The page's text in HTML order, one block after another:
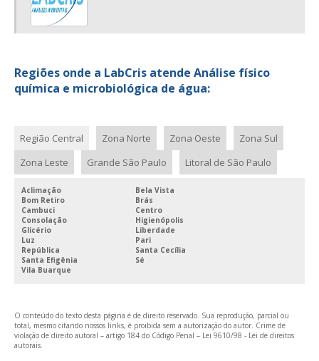
Regiões onde a LabCris atende Análise físico
química e microbiológica de água:
Região Central Zona Norte Zona Oeste
Zona Sul
Zona Leste
Grande São Paulo Litoral de São Paulo
Aclimação
Bela Vista
Bom Retiro
Brás
Cambuci
Centro
Consolação
Higienópolis
Glicério
Liberdade
Luz
Pari
República
Santa Cecília
Santa Efigênia
Sé
Vila Buarque
O conteúdo do texto desta página é de direito reservado. Sua reprodução, parcial ou
total, mesmo citando nossos links, é proibida sem a autorização do autor. Crime de
violação de direito autoral – artigo 184 do Código Penal – Lei 9610/98 - Lei de direitos
autorais.